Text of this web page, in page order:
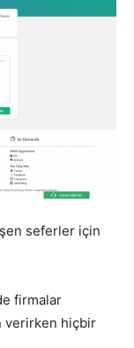
seferler için
firmalar
verirken hiçbir